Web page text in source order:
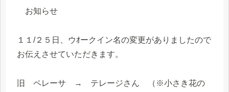
お知らせ
１１/２５日、ウｵークイン名の変更がありましたので
お伝えさせていただきます。
旧 ペレーサ → テレージさん （※小さき花の